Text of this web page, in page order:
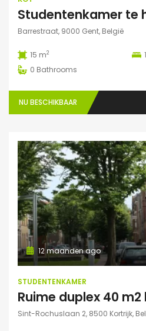
Studentenkamer te
Barrestraat, 9000 Gent, België
15 m2 1
0 Bathrooms
NU BESCHIKBAAR
12 maanden ago
STUDENTENKAMER
Sint-Rochuslaan 2, 8500 Kortrijk,